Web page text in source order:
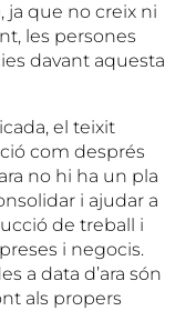
ja que no creix ni
les persones
davant aquesta
el teixit
com després
no hi ha un pla
i ajudar a
de treball i
i negocis.
a data d’ara són
als propers